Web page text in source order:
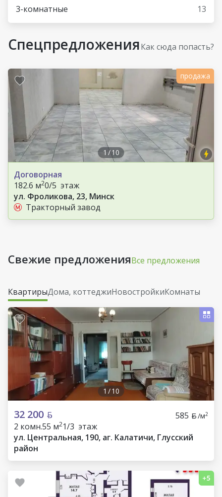
3-комнатные 13
СпецпредложенияКак сюда попасть?
1 /10
продажа
Договорная
182.6 м20/5 этаж
ул. Фроликова, 23, Минск
Тракторный завод
Свежие предложенияВсе предложения
КвартирыДома, коттеджиНовостройкиКомнаты
1 /10
32 200 585 /м2
2 комн.55 м21/3 этаж
ул. Центральная, 190, аг. Калатичи, Глусский
район